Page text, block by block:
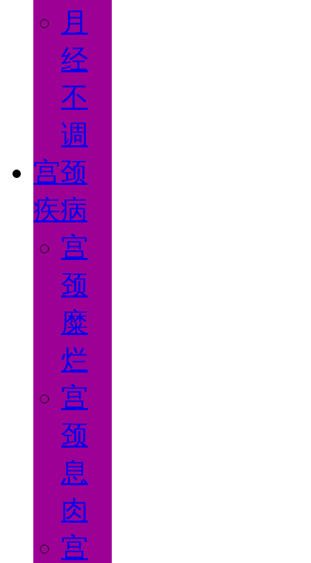
月
经
不
调
宫颈
疾病
宫
颈
糜
烂
宫
颈
息
肉
宫